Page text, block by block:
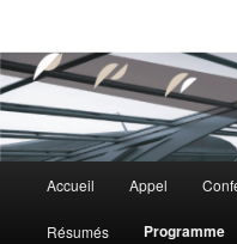
principal
Accueil Appel
Résumés Programme